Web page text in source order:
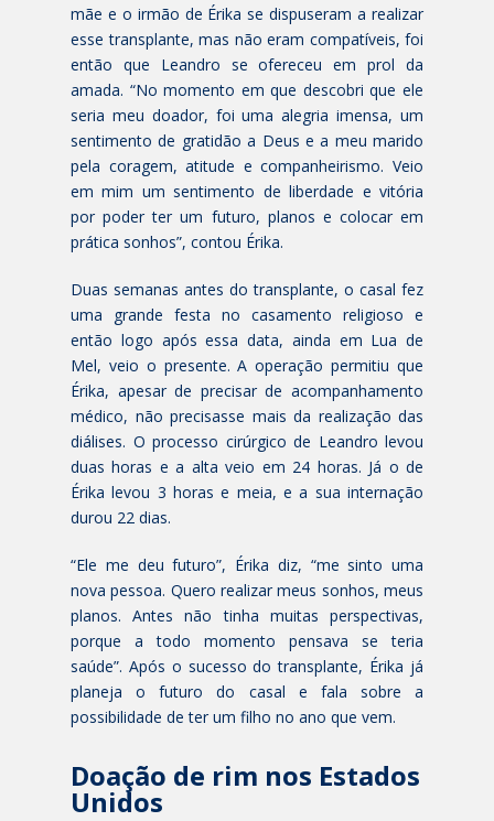
mãe e o irmão de Érika se dispuseram a realizar
esse transplante, mas não eram compatíveis, foi
então que Leandro se ofereceu em prol da
amada. “No momento em que descobri que ele
seria meu doador, foi uma alegria imensa, um
sentimento de gratidão a Deus e a meu marido
pela coragem, atitude e companheirismo. Veio
em mim um sentimento de liberdade e vitória
por poder ter um futuro, planos e colocar em
prática sonhos”, contou Érika.
Duas semanas antes do transplante, o casal fez
uma grande festa no casamento religioso e
então logo após essa data, ainda em Lua de
Mel, veio o presente. A operação permitiu que
Érika, apesar de precisar de acompanhamento
médico, não precisasse mais da realização das
diálises. O processo cirúrgico de Leandro levou
duas horas e a alta veio em 24 horas. Já o de
Érika levou 3 horas e meia, e a sua internação
durou 22 dias.
“Ele me deu futuro”, Érika diz, “me sinto uma
nova pessoa. Quero realizar meus sonhos, meus
planos. Antes não tinha muitas perspectivas,
porque a todo momento pensava se teria
saúde”. Após o sucesso do transplante, Érika já
planeja o futuro do casal e fala sobre a
possibilidade de ter um filho no ano que vem.
Doação de rim nos Estados
Unidos